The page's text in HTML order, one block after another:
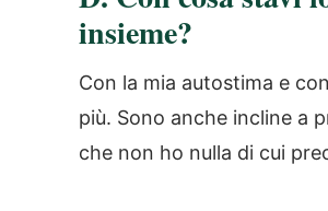
insieme?
Con la mia autostima e
più. Sono anche incline a
che non ho nulla di cui